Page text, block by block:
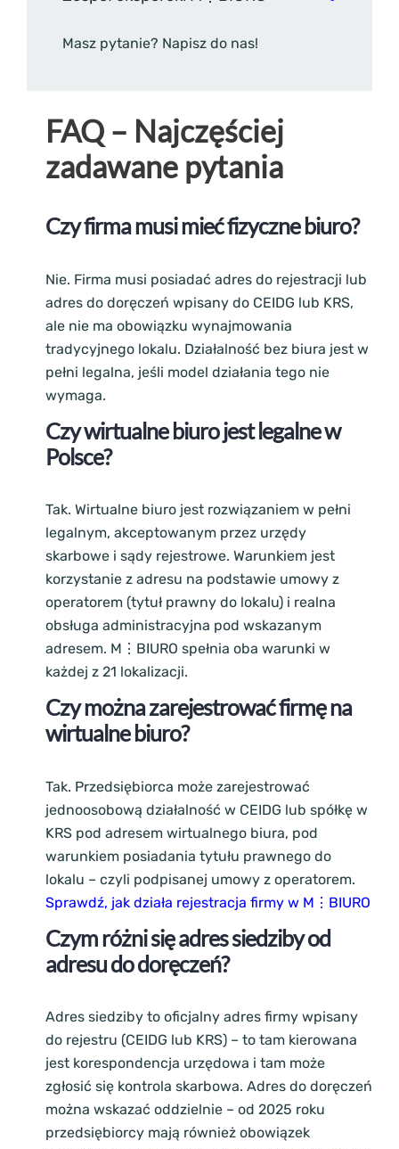
Masz pytanie? Napisz do nas!
FAQ – Najczęściej
zadawane pytania
Czy firma musi mieć fizyczne biuro?
Nie. Firma musi posiadać adres do rejestracji lub
adres do doręczeń wpisany do CEIDG lub KRS,
ale nie ma obowiązku wynajmowania
tradycyjnego lokalu. Działalność bez biura jest w
pełni legalna, jeśli model działania tego nie
wymaga.
Czy wirtualne biuro jest legalne w
Polsce?
Tak. Wirtualne biuro jest rozwiązaniem w pełni
legalnym, akceptowanym przez urzędy
skarbowe i sądy rejestrowe. Warunkiem jest
korzystanie z adresu na podstawie umowy z
operatorem (tytuł prawny do lokalu) i realna
obsługa administracyjna pod wskazanym
adresem. M⋮BIURO spełnia oba warunki w
każdej z 21 lokalizacji.
Czy można zarejestrować firmę na
wirtualne biuro?
Tak. Przedsiębiorca może zarejestrować
jednoosobową działalność w CEIDG lub spółkę w
KRS pod adresem wirtualnego biura, pod
warunkiem posiadania tytułu prawnego do
lokalu – czyli podpisanej umowy z operatorem.
Sprawdź, jak działa rejestracja firmy w M⋮BIURO
Czym różni się adres siedziby od
adresu do doręczeń?
Adres siedziby to oficjalny adres firmy wpisany
do rejestru (CEIDG lub KRS) – to tam kierowana
jest korespondencja urzędowa i tam może
zgłosić się kontrola skarbowa. Adres do doręczeń
można wskazać oddzielnie – od 2025 roku
przedsiębiorcy mają również obowiązek